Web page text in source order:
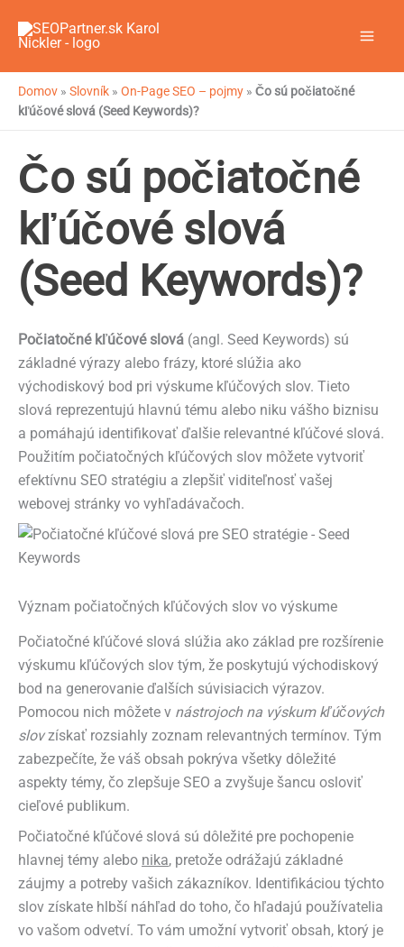
Domov » Slovník » On-Page SEO – pojmy » Čo sú počiatočné
kľúčové slová (Seed Keywords)?
Čo sú počiatočné
kľúčové slová
(Seed Keywords)?
Počiatočné kľúčové slová (angl. Seed Keywords) sú
základné výrazy alebo frázy, ktoré slúžia ako
východiskový bod pri výskume kľúčových slov. Tieto
slová reprezentujú hlavnú tému alebo niku vášho biznisu
a pomáhajú identifikovať ďalšie relevantné kľúčové slová.
Použitím počiatočných kľúčových slov môžete vytvoriť
efektívnu SEO stratégiu a zlepšiť viditeľnosť vašej
webovej stránky vo vyhľadávačoch.
Význam počiatočných kľúčových slov vo výskume
Počiatočné kľúčové slová slúžia ako základ pre rozšírenie
výskumu kľúčových slov tým, že poskytujú východiskový
bod na generovanie ďalších súvisiacich výrazov.
Pomocou nich môžete v nástrojoch na výskum kľúčových
slovzískať rozsiahly zoznam relevantných termínov. Tým
zabezpečíte, že váš obsah pokrýva všetky dôležité
aspekty témy, čo zlepšuje SEO a zvyšuje šancu osloviť
cieľové publikum.
Počiatočné kľúčové slová sú dôležité pre pochopenie
hlavnej témy alebo nika, pretože odrážajú základné
záujmy a potreby vašich zákazníkov. Identifikáciou týchto
slov získate hlbší náhľad do toho, čo hľadajú používatelia
vo vašom odvetví. To vám umožní vytvoriť obsah, ktorý je